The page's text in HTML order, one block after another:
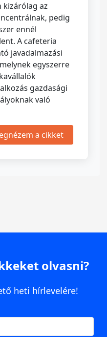
az
pedig
ennél
A cafeteria
javadalmazási
egyszerre
gazdasági
való
a cikket
olvasni?
heti hírlevelére!